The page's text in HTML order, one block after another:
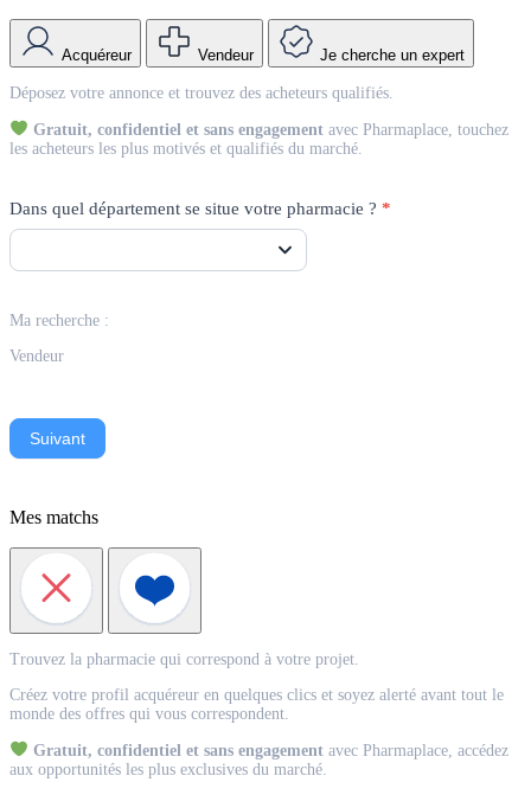
Acquéreur Vendeur Je cherche un expert
Vendeur
Déposez votre annonce et trouvez des acheteurs qualifiés.
Gratuit, confidentiel et sans engagement avec Pharmaplace, touchez
les acheteurs les plus motivés et qualifiés du marché.
Dans quel département se situe votre pharmacie ? *
Ma recherche :
Vendeur
Suivant
Mes matchs
Acquéreur
Trouvez la pharmacie qui correspond à votre projet.
Créez votre profil acquéreur en quelques clics et soyez alerté avant tout le
monde des offres qui vous correspondent.
Gratuit, confidentiel et sans engagementavec Pharmaplace, accédez
aux opportunités les plus exclusives du marché.